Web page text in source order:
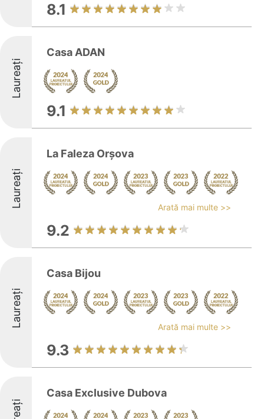
8.1
Laureați
Casa ADAN
9.1
Laureați
La Faleza Orșova
Arată mai multe >>
9.2
Laureați
Casa Bijou
Arată mai multe >>
9.3
Casa Exclusive Dubova